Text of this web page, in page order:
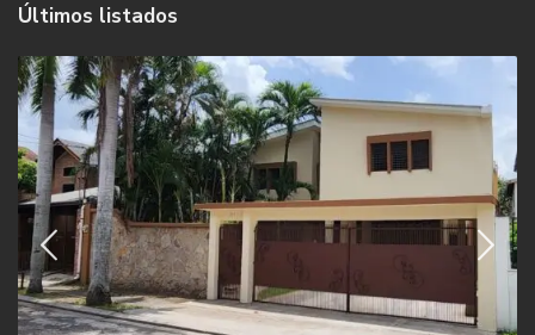
Últimos listados